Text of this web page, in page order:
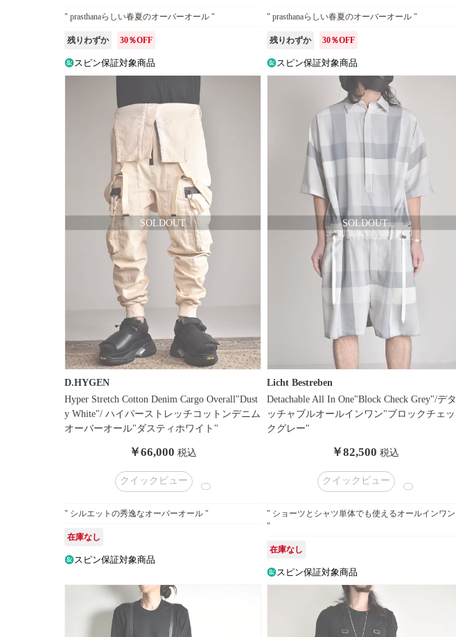
" prasthanaらしい春夏のオーバーオール "
残りわずか 30％OFF
スピン保証対象商品
" prasthanaらしい春夏のオーバーオール "
残りわずか 30％OFF
スピン保証対象商品
D.HYGEN
Hyper Stretch Cotton Denim Cargo Overall"Dust
y White"/ ハイパーストレッチコットンデニム
オーバーオール"ダスティホワイト"
￥66,000 税込
クイックビュー
" シルエットの秀逸なオーバーオール "
在庫なし
スピン保証対象商品
Licht Bestreben
Detachable All In One"Block Check Grey"/デタ
ッチャブルオールインワン"ブロックチェッ
クグレー"
￥82,500 税込
クイックビュー
" ショーツとシャツ単体でも使えるオールインワン
"
在庫なし
スピン保証対象商品